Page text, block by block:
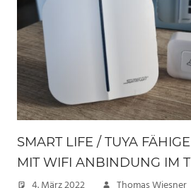
SMART LIFE / TUYA
MIT WIFI ANBINDUNG IM